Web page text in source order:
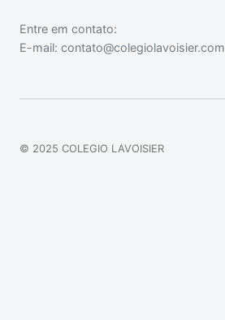
Entre em contato:
E-mail: contato@colegiolavoisier.com
© 2025 COLEGIO LAVOISIER